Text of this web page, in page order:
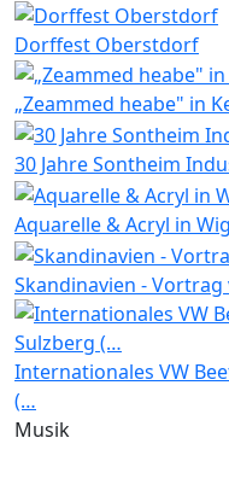
Dorffest Oberstdorf
„Zeammed heabe" in
30 Jahre Sontheim
Aquarelle & Acryl in
Skandinavien -
Internationales VW
(…
Musik